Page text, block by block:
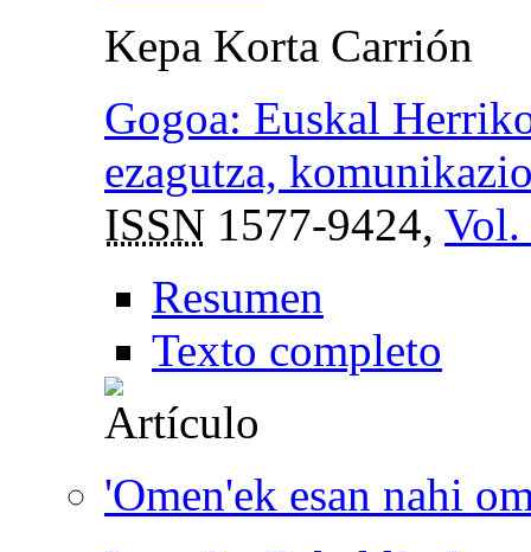
Kepa Korta Carrión
Gogoa: Euskal
ezagutza,
ISSN 1577-9424, Vol.
Resumen
Texto completo
'Omen'ek esan nahi